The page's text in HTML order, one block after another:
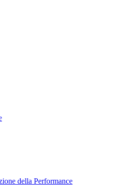
della Performance